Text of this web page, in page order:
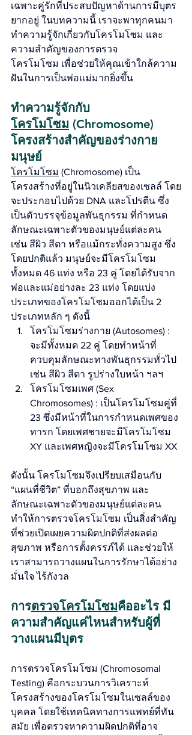
เฉพาะคู่รักที่ประสบปัญหาด้านการมีบุตร
ยากอยู่ ในบทความนี้ เราจะพาทุกคนมา
ทำความรู้จักเกี่ยวกับโครโมโซม และ
ความสำคัญของการตรวจ
โครโมโซม เพื่อช่วยให้คุณเข้าใกล้ความ
ฝันในการเป็นพ่อแม่มากยิ่งขึ้น
ทำความรู้จักกับ
โครโมโซม (Chromosome)
โครงสร้างสำคัญของร่างกาย
มนุษย์
โครโมโซม (Chromosome) เป็น
โครงสร้างที่อยู่ในนิวเคลียสของเซลล์ โดย
จะประกอบไปด้วย DNA และโปรตีน ซึ่ง
เป็นตัวบรรจุข้อมูลพันธุกรรม ที่กำหนด
ลักษณะเฉพาะตัวของมนุษย์แต่ละคน
เช่น สีผิว สีตา หรือแม้กระทั่งความสูง ซึ่ง
โดยปกติแล้ว มนุษย์จะมีโครโมโซม
ทั้งหมด 46 แท่ง หรือ 23 คู่ โดยได้รับจาก
พ่อและแม่อย่างละ 23 แท่ง โดยแบ่ง
ประเภทของโครโมโซมออกได้เป็น 2
ประเภทหลัก ๆ ดังนี้
โครโมโซมร่างกาย (Autosomes) :
จะมีทั้งหมด 22 คู่ โดยทำหน้าที่
ควบคุมลักษณะทางพันธุกรรมทั่วไป
เช่น สีผิว สีตา รูปร่างใบหน้า ฯลฯ
โครโมโซมเพศ (Sex
Chromosomes) : เป็นโครโมโซมคู่ที่
23 ซึ่งมีหน้าที่ในการกำหนดเพศของ
ทารก โดยเพศชายจะมีโครโมโซม
XY และเพศหญิงจะมีโครโมโซม XX
ดังนั้น โครโมโซมจึงเปรียบเสมือนกับ
“แผนที่ชีวิต” ที่บอกถึงสุขภาพ และ
ลักษณะเฉพาะตัวของมนุษย์แต่ละคน
ทำให้การตรวจโครโมโซม เป็นสิ่งสำคัญ
ที่ช่วยเปิดเผยความผิดปกติที่ส่งผลต่อ
สุขภาพ หรือการตั้งครรภ์ได้ และช่วยให้
เราสามารถวางแผนในการรักษาได้อย่าง
มั่นใจ ไร้กังวล
การตรวจโครโมโซมคืออะไร มี
ความสำคัญแค่ไหนสำหรับผู้ที่
วางแผนมีบุตร
การตรวจโครโมโซม (Chromosomal
Testing) คือกระบวนการวิเคราะห์
โครงสร้างของโครโมโซมในเซลล์ของ
บุคคล โดยใช้เทคนิคทางการแพทย์ที่ทัน
สมัย เพื่อตรวจหาความผิดปกติที่อาจ